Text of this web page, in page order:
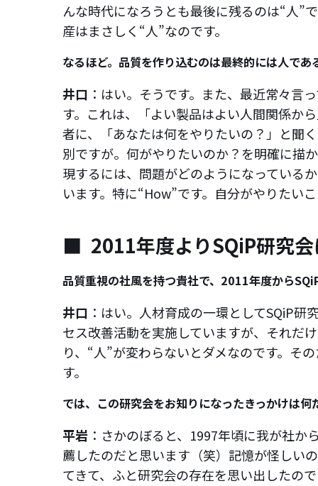
んな時代になろうとも最後に残るのは“人”
産はまさしく“人”なのです。
なるほど。品質を作り込むのは最終的には人であ
井口 ：はい。そうです。また、最近常々言
す。これは、「よい製品はよい人間関係か
者に、「あなたは何をやりたいの？」と聞
別ですが。何がやりたいのか？を明確に描
現するには、問題がどのようになっている
います。特に“How”です。自分がやりたい
2011年度よりSQiP研究
品質重視の社風を持つ貴社で、2011年度から
井口 ：はい。人材育成の一環としてSQiP
セス改善活動を実施していますが、それだ
り、“人”が変わらないとダメなのです。そ
す。
では、この研究会をお知りになったきっかけは何
平岩 ：さかのぼると、1997年頃に我が社
薦したのだと思います（笑）記憶が怪しい
てきて、ふと研究会の存在を思い出したの